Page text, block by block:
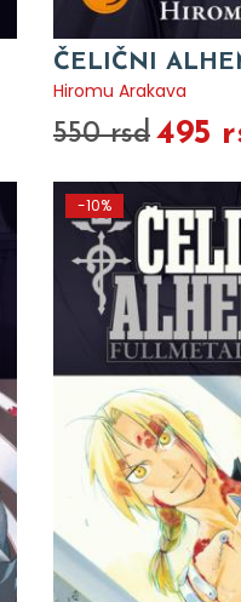
ČELIČNI
Hiromu Arakava
550 rsd 495
-10%